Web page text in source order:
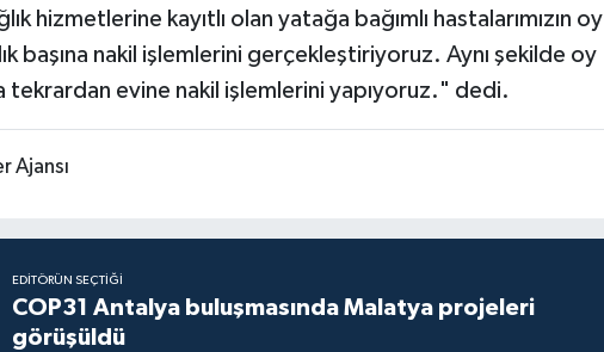
hizmetlerine kayıtlı olan yatağa bağımlı hastalarımızın oy
başına nakil işlemlerini gerçekleştiriyoruz. Aynı şekilde oy
tekrardan evine nakil işlemlerini yapıyoruz." dedi.
Ajansı
EDITÖRÜN SEÇTIĞI
COP31 Antalya buluşmasında Malatya projeleri
görüşüldü